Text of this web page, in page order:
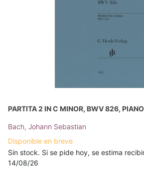
PARTITA 2 IN C MINOR, BWV 826, PIANO
Bach, Johann Sebastian
Disponible en breve
Sin stock. Si se pide hoy, se estima
14/08/26